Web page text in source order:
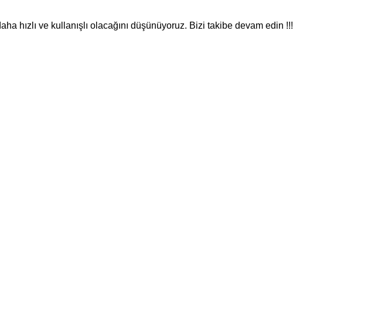
hızlı ve kullanışlı olacağını düşünüyoruz. Bizi takibe devam edin !!!